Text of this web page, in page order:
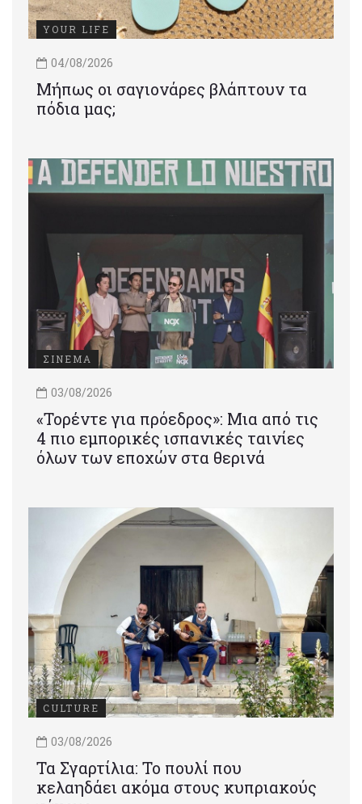
YOUR LIFE
04/08/2026
Μήπως οι σαγιονάρες βλάπτουν τα
πόδια μας;
ΣΙΝΕΜΑ
03/08/2026
«Τορέντε για πρόεδρος»: Mια από τις
4 πιο εμπορικές ισπανικές ταινίες
όλων των εποχών στα θερινά
CULTURE
03/08/2026
Τα Σγαρτίλια: Το πουλί που
κελαηδάει ακόμα στους κυπριακούς